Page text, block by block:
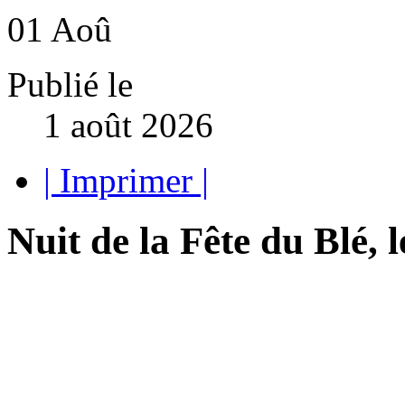
01 Aoû
Publié le
1 août 2026
| Imprimer |
Nuit de la Fête du Blé,